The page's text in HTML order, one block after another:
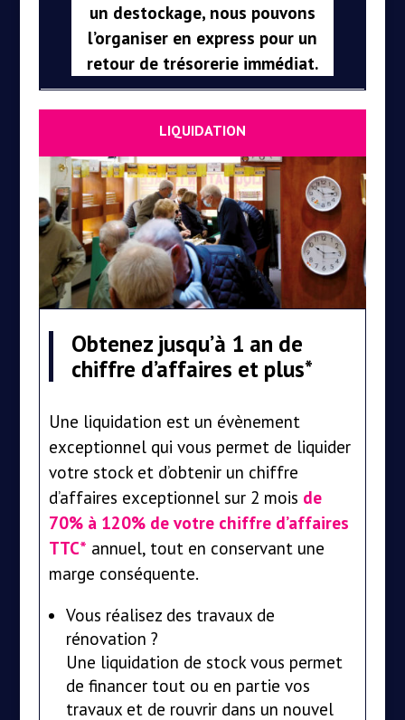
un destockage, nous pouvons
l’organiser en express pour un
retour de trésorerie immédiat.
LIQUIDATION
Obtenez jusqu’à 1 an de
chiffre d’affaires et plus*
Une liquidation est un évènement
exceptionnel qui vous permet de liquider
votre stock et d’obtenir un chiffre
d’affaires exceptionnel sur 2 mois de
70% à 120% de votre chiffre d’affaires
TTC* annuel, tout en conservant une
marge conséquente.
Vous réalisez des travaux de
rénovation ?
Une liquidation de stock vous permet
de financer tout ou en partie vos
travaux et de rouvrir dans un nouvel